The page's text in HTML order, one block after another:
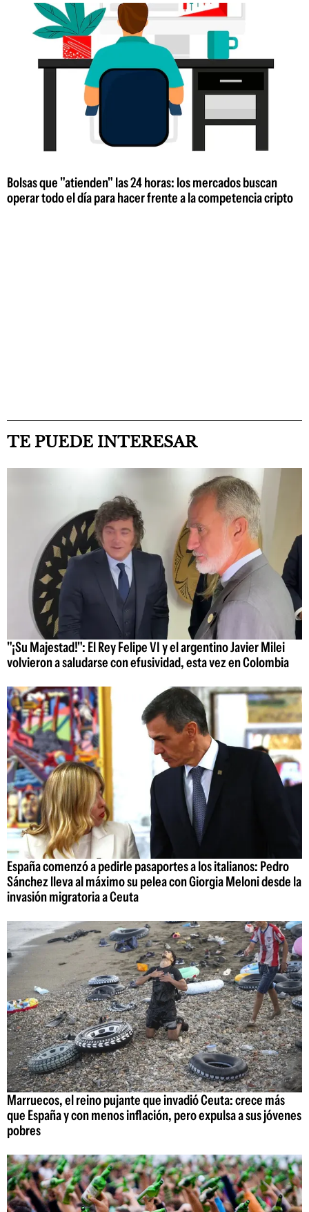
Bolsas que "atienden" las 24 horas: los mercados buscan
operar todo el día para hacer frente a la competencia cripto
TE PUEDE INTERESAR
"¡Su Majestad!": El Rey Felipe VI y el argentino Javier Milei
volvieron a saludarse con efusividad, esta vez en Colombia
España comenzó a pedirle pasaportes a los italianos: Pedro
Sánchez lleva al máximo su pelea con Giorgia Meloni desde la
invasión migratoria a Ceuta
Marruecos, el reino pujante que invadió Ceuta: crece más
que España y con menos inflación, pero expulsa a sus jóvenes
pobres